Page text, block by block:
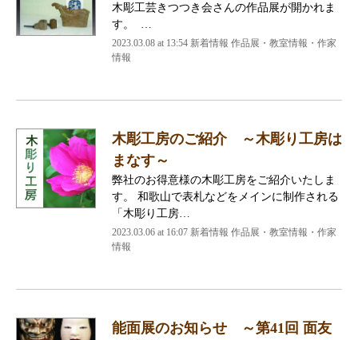
木彫工芸きつつき会さんの作品展が開かれま
す。 …
2023.03.08 at 13:54 新着情報 作品展・教室情報・作家
情報
木彫工房のご紹介 ～木彫り工房は
まなす～
弊社のお得意様の木彫工房をご紹介いたしま
す。 和歌山で表札などをメインに制作される
「木彫り工房…
2023.03.06 at 16:07 新着情報 作品展・教室情報・作家
情報
能面展のお知らせ ～第41回 面友